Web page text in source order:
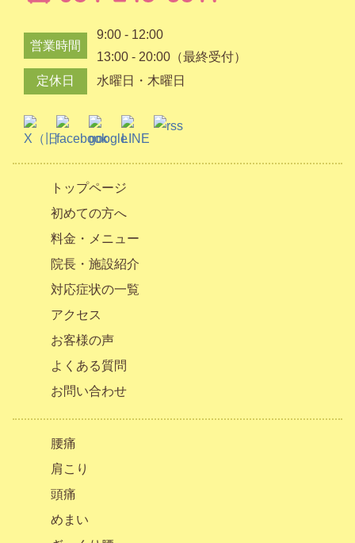
営業時間
9:00 - 12:00
13:00 - 20:00（最終受付）
定休日
水曜日・木曜日
トップページ
初めての方へ
料金・メニュー
院長・施設紹介
対応症状の一覧
アクセス
お客様の声
よくある質問
お問い合わせ
腰痛
肩こり
頭痛
めまい